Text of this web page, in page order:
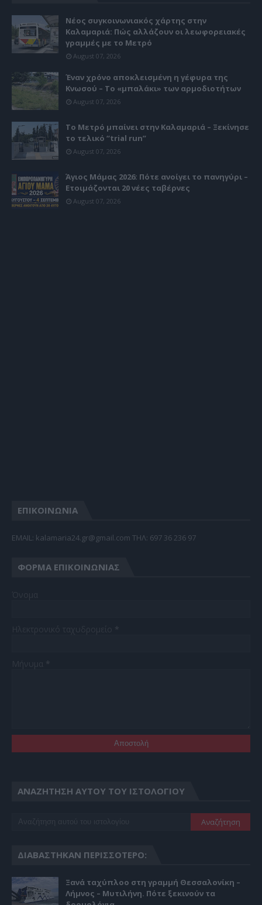
Νέος συγκοινωνιακός χάρτης στην
Καλαμαριά: Πώς αλλάζουν οι λεωφορειακές
γραμμές με το Μετρό
August 07, 2026
Έναν χρόνο αποκλεισμένη η γέφυρα της
Κνωσού – Το «μπαλάκι» των αρμοδιοτήτων
August 07, 2026
Το Μετρό μπαίνει στην Καλαμαριά – Ξεκίνησε
το τελικό “trial run”
August 07, 2026
Άγιος Μάμας 2026: Πότε ανοίγει το πανηγύρι –
Ετοιμάζονται 20 νέες ταβέρνες
August 07, 2026
ΕΠΙΚΟΙΝΩΝΙΑ
EMAIL: kalamaria24.gr@gmail.com TΗΛ: 697 36 236 97
ΦΌΡΜΑ ΕΠΙΚΟΙΝΩΝΊΑΣ
ΑΝΑΖΉΤΗΣΗ ΑΥΤΟΎ ΤΟΥ ΙΣΤΟΛΟΓΊΟΥ
ΔΙΑΒΆΣΤΗΚΑΝ ΠΕΡΙΣΣΌΤΕΡΟ:
Ξανά ταχύπλοο στη γραμμή Θεσσαλονίκη –
Λήμνος – Μυτιλήνη. Πότε ξεκινούν τα